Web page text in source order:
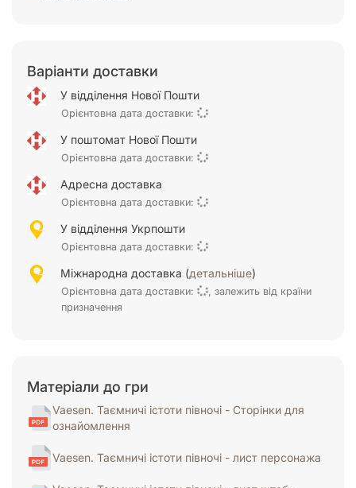
Варіанти доставки
У відділення Нової Пошти
Орієнтовна дата доставки:
У поштомат Нової Пошти
Орієнтовна дата доставки:
Адресна доставка
Орієнтовна дата доставки:
У відділення Укрпошти
Орієнтовна дата доставки:
Міжнародна доставка (детальніше)
Орієнтовна дата доставки:
, залежить від країни
призначення
Матеріали до гри
Vaesen. Таємничі істоти півночі - Сторінки для
ознайомлення
Vaesen. Таємничі істоти півночі - лист персонажа